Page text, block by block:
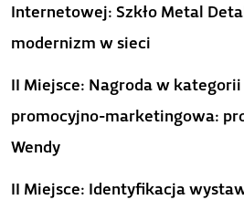
Internetowej: Szkło Metal
modernizm w sieci
II Miejsce: Nagroda w
promocyjno-marketingowa:
Wendy
II Miejsce: Identyfikacja